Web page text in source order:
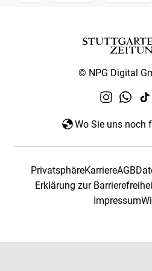
© NPG Digital
Wo Sie uns noch
PrivatsphäreKarriereAGB
Erklärung zur
Impressum